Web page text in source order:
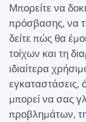
Μπορείτε να
πρόσβασης, να
δείτε πώς θα
τοίχων και τη
ιδιαίτερα
μπορεί να σας
προβλημάτων,